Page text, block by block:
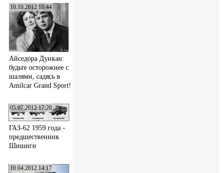
10.10.2012 10:44
Айседора Дункан:
будьте осторожнее с
шалями, садясь в
Amilcar Grand Sport!
05.07.2012 17:20
ГАЗ-62 1959 года -
предшественник
Шишиги
10.04.2012 14:17